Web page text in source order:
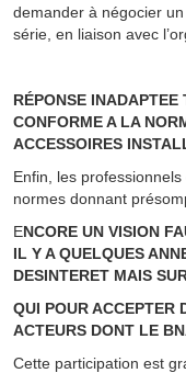
demander à négocier
série, en liaison avec
RÉPONSE
CONFORME A LA
ACCESSOIRES
Enfin, les
normes donnant
ENCORE UN VISION
IL Y A QUELQUES
DESINTERET MAIS
QUI POUR ACCEPTER
ACTEURS DONT LE
Cette participation est